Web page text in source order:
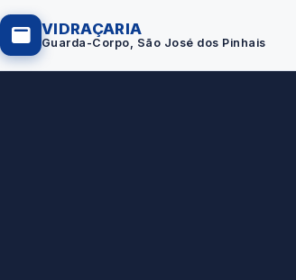
VIDRAÇARIA
Guarda-Corpo, São José dos Pinhais